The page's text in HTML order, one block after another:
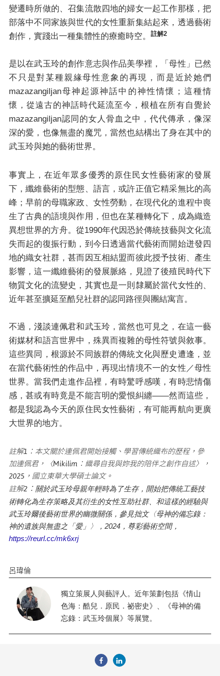
變遷時所做的、召集流散四地的婦女一起工作那樣，把
部落中不同家族與世代的女性重新集結起來，透過藝術
創作，實踐出一種集體性的療癒時空。
註解2
是以在武玉玲的創作意志與作品美學裡，「母性」已然
不只是對某種親緣母性意象的再現，而是近於她們
mazazangiljan母神起源神話中的神性情懷；這種情
懷，從遠古的神話時代延流至今，根植在所有自覺於
mazazangiljan認同的女人骨血之中，代代傳承，像深
深的愛，也像無盡的魔咒，當然也結構出了身在其中的
武玉玲與她的藝術世界。
事實上，在近年眾多優秀的原住民女性藝術家的發展
下，纖維藝術的型態、語言，或許正值它精采無比的高
峰；早前的母職家政、女性勞動，在現代化的進程中喪
生了古典的語境與作用，但也在某種轉化下，成為織造
異想世界的方舟。從1990年代因恐於傳統技藝與文化流
失而起的復振行動，到今日透過當代藝術而開始迸發四
地的織女社群，甚而因互相結盟而彼此授予技術、產生
影響，這一纖維藝術的發展脈絡，見證了後殖民時代下
物質文化的流變史，其實也是一則隸屬於當代女性的、
近年甚至擴延至酷兒社群的認同路徑與團結寓言。
不過，淺談連佩君和武玉玲，當然也可見之，在這一藝
術媒材和語言世界中，殊異而複雜的母性符號與敘事。
這些異同，根源於不同族群的傳統文化與歷史遭逢，並
在當代藝術性的作品中，再現出情境不一的女性／母性
世界。當我們走進作品裡，有時驚呼感嘆，有時悲情傷
感，甚或有時竟是不能言明的愛恨糾纏——然而這些，
都是我認為今天的原住民女性藝術，有可能再航向更廣
大世界的地方。
註解1：本文關於連佩君開始接觸、學習傳統織布的歷程，參
加連佩君，〈Mikilim：織尋自我與妳我的陪伴之創作自述〉，
2025，國立東華大學碩士論文。
註解2： 關於武玉玲母親年輕時為了生存，開始把傳統工藝技
術轉化為生存策略及其衍生的女性互助社群、和這樣的經驗與
武玉玲爾後藝術世界的幽微關係，參見拙文〈母神的備忘錄：
神的遺族與無盡之「愛」〉，2024，尊彩藝術空間，
https://reurl.cc/mk6xrj
呂瑋倫
獨立策展人與藝評人。近年策劃包括《情山
色海：酷兒．原民．祕密史》、《母神的備
忘錄：武玉玲個展》等展覽。